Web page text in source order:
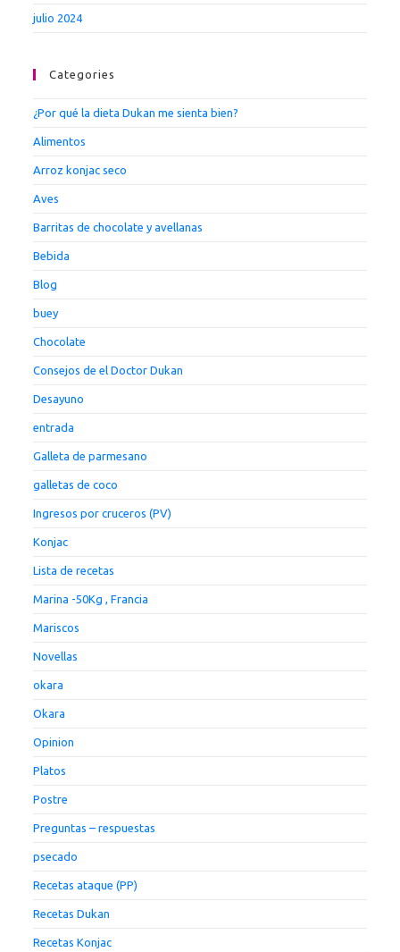
julio 2024
Categories
¿Por qué la dieta Dukan me sienta bien?
Alimentos
Arroz konjac seco
Aves
Barritas de chocolate y avellanas
Bebida
Blog
buey
Chocolate
Consejos de el Doctor Dukan
Desayuno
entrada
Galleta de parmesano
galletas de coco
Ingresos por cruceros (PV)
Konjac
Lista de recetas
Marina -50Kg , Francia
Mariscos
Novellas
okara
Okara
Opinion
Platos
Postre
Preguntas – respuestas
psecado
Recetas ataque (PP)
Recetas Dukan
Recetas Konjac